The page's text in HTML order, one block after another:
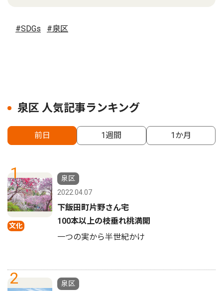
#SDGs #泉区
泉区 人気記事ランキング
前日 1週間 1か月
1
文化
泉区
2022.04.07
下飯田町片野さん宅
100本以上の枝垂れ桃満開
一つの実から半世紀かけ
2
泉区